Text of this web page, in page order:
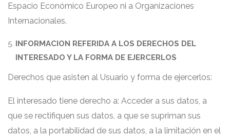
Espacio Económico Europeo ni a Organizaciones
Internacionales.
INFORMACION REFERIDA A LOS DERECHOS DEL
INTERESADO Y LA FORMA DE EJERCERLOS
Derechos que asisten al Usuario y forma de ejercerlos:
El interesado tiene derecho a: Acceder a sus datos, a
que se rectifiquen sus datos, a que se supriman sus
datos, a la portabilidad de sus datos, a la limitación en el